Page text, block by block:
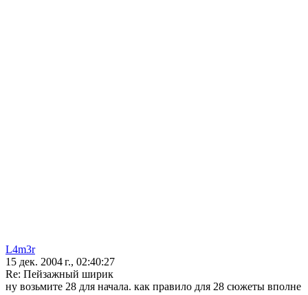
L4m3r
15 дек. 2004 г., 02:40:27
Re: Пейзажный ширик
ну возьмите 28 для начала. как правило для 28 сюжеты вполне